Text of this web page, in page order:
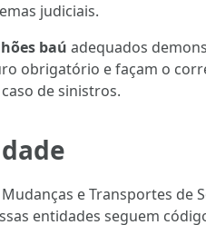
judiciais.
baú adequados
obrigatório e façam o
de sinistros.
e Transportes de
entidades seguem